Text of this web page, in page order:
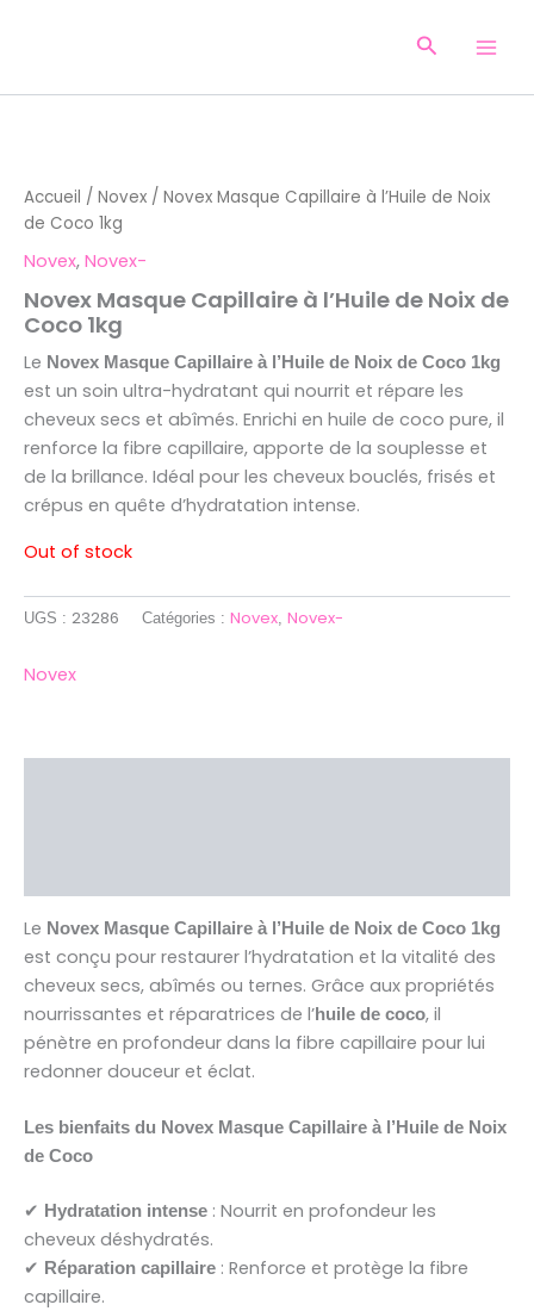
Accueil / Novex / Novex Masque Capillaire à l’Huile de Noix
de Coco 1kg
Novex, Novex-
Novex Masque Capillaire à l’Huile de Noix de
Coco 1kg
Le Novex Masque Capillaire à l’Huile de Noix de Coco 1kg
est un soin ultra-hydratant qui nourrit et répare les
cheveux secs et abîmés. Enrichi en huile de coco pure, il
renforce la fibre capillaire, apporte de la souplesse et
de la brillance. Idéal pour les cheveux bouclés, frisés et
crépus en quête d’hydratation intense.
Out of stock
UGS : 23286 Catégories : Novex Novex-
Novex
Le Novex Masque Capillaire à l’Huile de Noix de Coco 1kg
est conçu pour restaurer l’hydratation et la vitalité des
cheveux secs, abîmés ou ternes. Grâce aux propriétés
nourrissantes et réparatrices de l’huile de coco, il
pénètre en profondeur dans la fibre capillaire pour lui
redonner douceur et éclat.
Les bienfaits du Novex Masque Capillaire à l’Huile de Noix
de Coco
✔ Hydratation intense : Nourrit en profondeur les
cheveux déshydratés.
✔ Réparation capillaire : Renforce et protège la fibre
capillaire.